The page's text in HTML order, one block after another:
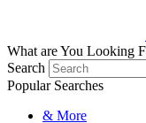
What are You Looking
Search
Popular Searches
& More